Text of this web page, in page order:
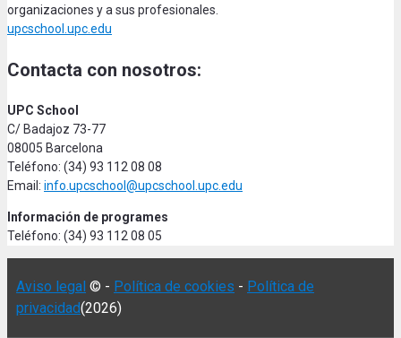
organizaciones y a sus profesionales.
upcschool.upc.edu
Contacta con nosotros:
UPC School
C/ Badajoz 73-77
08005 Barcelona
Teléfono: (34) 93 112 08 08
Email: info.upcschool@upcschool.upc.edu
Información de programes
Teléfono: (34) 93 112 08 05
Aviso legal © - Política de cookies - Política de
privacidad(2026)